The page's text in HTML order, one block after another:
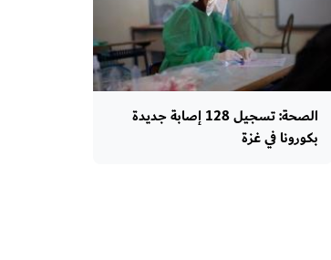
الصحة: تسجيل 128 إصابة جديدة
بكورونا في غزة